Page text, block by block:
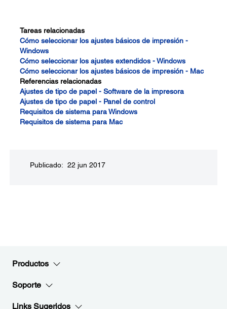
Tareas relacionadas
Cómo seleccionar los ajustes básicos de impresión -
Windows
Cómo seleccionar los ajustes extendidos - Windows
Cómo seleccionar los ajustes básicos de impresión - Mac
Referencias relacionadas
Ajustes de tipo de papel - Software de la impresora
Ajustes de tipo de papel - Panel de control
Requisitos de sistema para Windows
Requisitos de sistema para Mac
Publicado: 22 jun 2017
Productos
Soporte
Links Sugeridos